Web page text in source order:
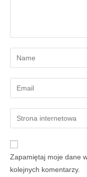
Zapamiętaj moje dane
kolejnych komentarzy.